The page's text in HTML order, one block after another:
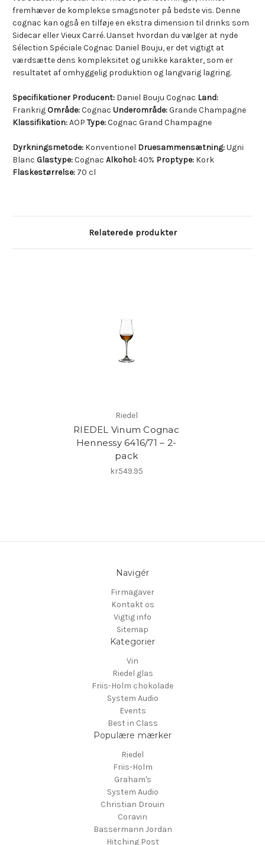
fremhæver de komplekse smagsnoter på bedste vis. Denne
cognac kan også en tilføje en ekstra dimension til drinks som
Sidecar eller Vieux Carré. Uanset hvordan du vælger at nyde
Sélection Spéciale Cognac Daniel Bouju, er det vigtigt at
værdsætte dens kompleksitet og unikke karakter, som er
resultatet af omhyggelig produktion og langvarig lagring.
Specifikationer Producent: Daniel Bouju Cognac Land:
Frankrig Område:Cognac Underområde:Grande Champagne
Klassifikation:AOP Type:Cognac Grand Champagne
Dyrkningsmetode: Konventionel Druesammensætning:Ugni
Blanc Glastype:Cognac Alkohol:40% Proptype: Kork
Flaskestørrelse: 70 cl
Relaterede produkter
Riedel
RIEDEL Vinum Cognac
Hennessy 6416/71 – 2-
pack
kr549.95
Navigér
Firmagaver
Kontakt os
Vigtig info
Sitemap
Kategorier
Vin
Riedel glas
Friis-Holm chokolade
System Audio
Events
Best in Class
Populære mærker
Riedel
Friis-Holm
Graham's
System Audio
Christian Drouin
Coravin
Bassermann Jordan
Hitching Post